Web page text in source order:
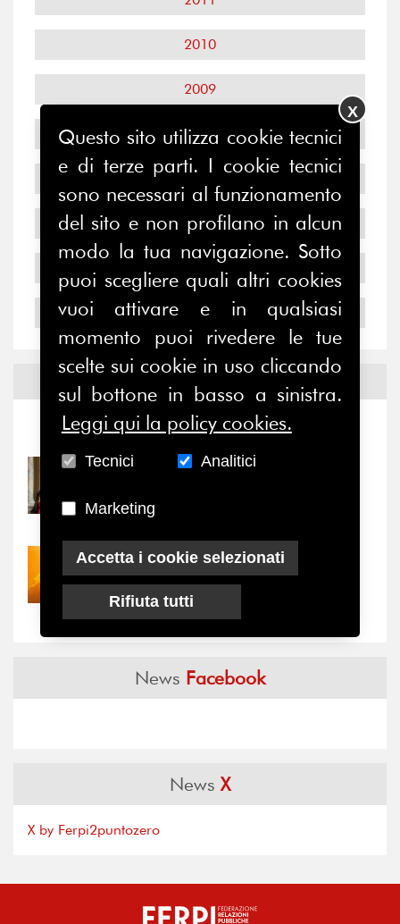
2010
2009
2008
2007
2006
2004
Notizie-Eventi
il valore di...
30/07/2026
Nove anni dopo la
“grande cecità”: la...
News Facebook
NewsX
X by Ferpi2puntozero
Questo sito utilizza cookie tecnici
e di terze parti. I cookie tecnici
sono necessari al funzionamento
del sito e non profilano in alcun
modo la tua navigazione. Sotto
puoi scegliere quali altri cookies
vuoi attivare e in qualsiasi
momento puoi rivedere le tue
scelte sui cookie in uso cliccando
sul bottone in basso a sinistra.
Leggi qui la policy cookies.
Tecnici Analitici
Marketing
Accetta i cookie selezionati
Rifiuta tutti
X